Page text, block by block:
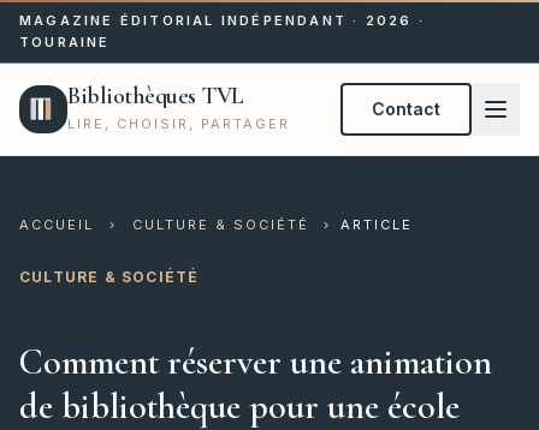
MAGAZINE ÉDITORIAL INDÉPENDANT · 2026 ·
TOURAINE
Bibliothèques TVL
LIRE, CHOISIR, PARTAGER
Contact
ACCUEIL › CULTURE & SOCIÉTÉ › ARTICLE
CULTURE & SOCIÉTÉ
Comment réserver une animation
de bibliothèque pour une école